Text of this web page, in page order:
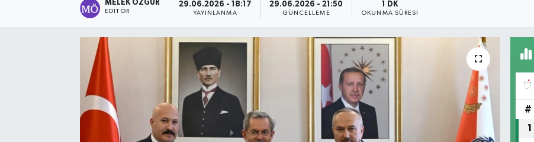
MELEK ÖZGÜR
EDITÖR
29.06.2026 - 18:17
YAYINLANMA
29.06.2026 - 21:50
GÜNCELLEME
1 DK
OKUNMA SÜRESI
#
1
Tarih - Kültür - Sanat - Turizm